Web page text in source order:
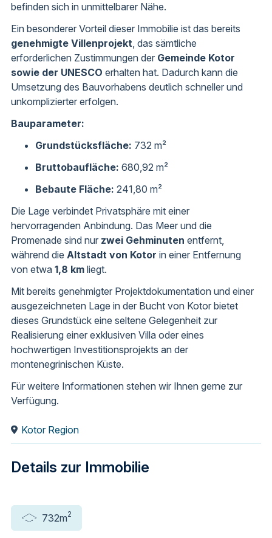
befinden sich in unmittelbarer Nähe.
Ein besonderer Vorteil dieser Immobilie ist das bereits
genehmigte Villenprojekt, das sämtliche
erforderlichen Zustimmungen der Gemeinde Kotor
sowie der UNESCO erhalten hat. Dadurch kann die
Umsetzung des Bauvorhabens deutlich schneller und
unkomplizierter erfolgen.
Bauparameter:
Grundstücksfläche: 732 m²
Bruttobaufläche: 680,92 m²
Bebaute Fläche: 241,80 m²
Die Lage verbindet Privatsphäre mit einer
hervorragenden Anbindung. Das Meer und die
Promenade sind nur zwei Gehminuten entfernt,
während die Altstadt von Kotor in einer Entfernung
von etwa 1,8 km liegt.
Mit bereits genehmigter Projektdokumentation und einer
ausgezeichneten Lage in der Bucht von Kotor bietet
dieses Grundstück eine seltene Gelegenheit zur
Realisierung einer exklusiven Villa oder eines
hochwertigen Investitionsprojekts an der
montenegrinischen Küste.
Für weitere Informationen stehen wir Ihnen gerne zur
Verfügung.
Kotor Region
Details zur Immobilie
732m2